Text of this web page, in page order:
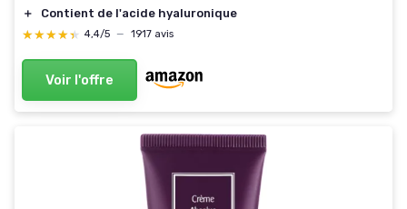
＋
Contient de l'acide hyaluronique
★★★★★
★★★★★ 4,4/5 — 1917 avis
Voir l'offre